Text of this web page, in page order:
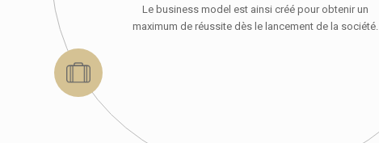
Le business model est ainsi créé pour obtenir un
maximum de réussite dès le lancement de la société.